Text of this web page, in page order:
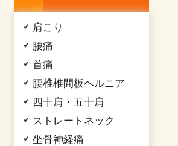
肩こり
腰痛
首痛
腰椎椎間板ヘルニア
四十肩・五十肩
ストレートネック
坐骨神経痛